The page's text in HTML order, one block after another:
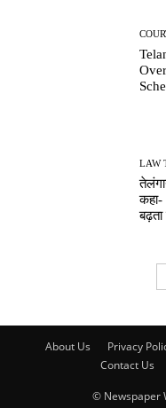
LAW
कहा-
बढ़ता
About Us Privacy
Contact Us
© Newspaper